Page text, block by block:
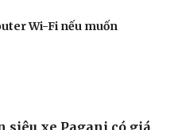
Sao Việt